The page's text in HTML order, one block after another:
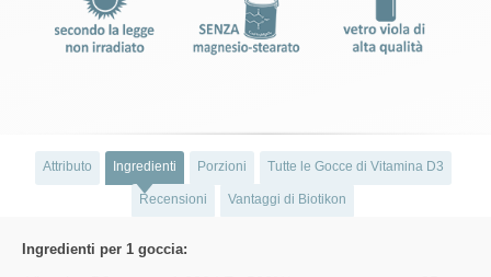
Attributo Ingredienti Porzioni Tutte le Gocce di Vitamina D3
Recensioni Vantaggi di Biotikon
Ingredienti per 1 goccia: